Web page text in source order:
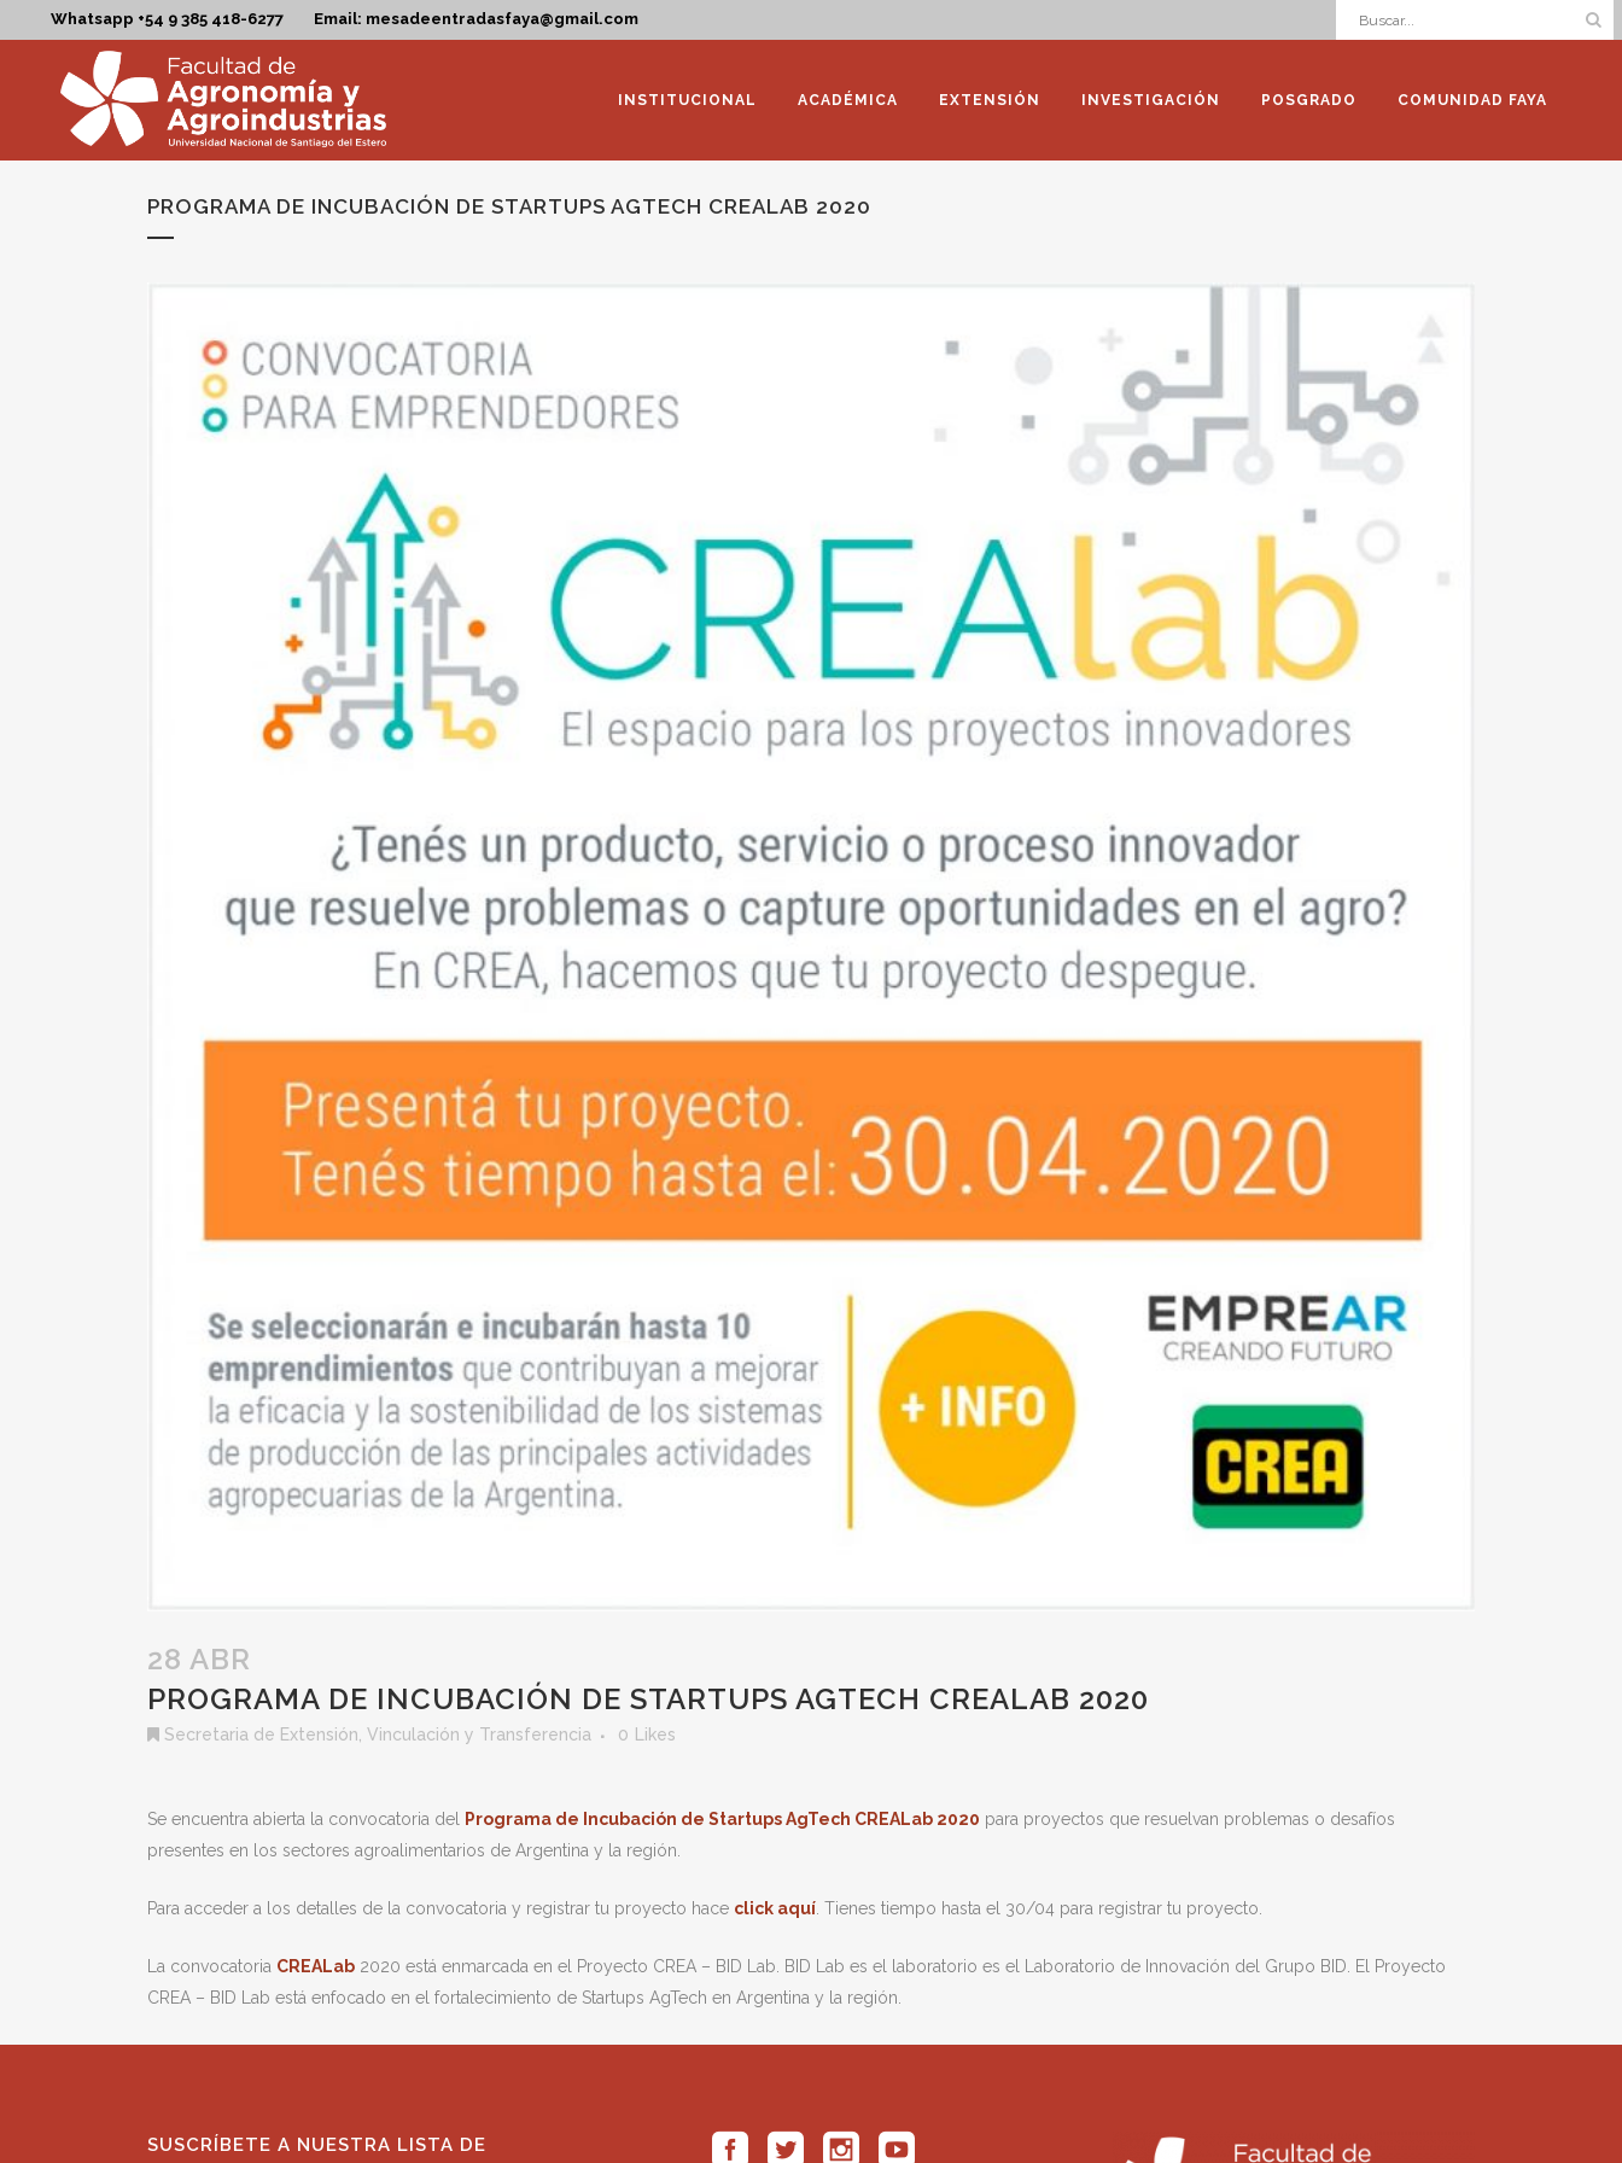
Email: mesadeentradasfaya@gmail.com
Whatsapp +54 9 385 418-6277
INSTITUCIONAL ACADÉMICA EXTENSIÓN INVESTIGACIÓN POSGRADO COMUNIDAD FAYA
PROGRAMA DE INCUBACIÓN DE STARTUPS AGTECH CREALAB 2020
28 ABR
PROGRAMA DE INCUBACIÓN DE STARTUPS AGTECH CREALAB 2020
Secretaria de Extensión, Vinculación y Transferencia 0 Likes
Se encuentra abierta la convocatoria del Programa de Incubación de Startups AgTech CREALab 2020 para proyectos que resuelvan problemas o desafíos
presentes en los sectores agroalimentarios de Argentina y la región.
Para acceder a los detalles de la convocatoria y registrar tu proyecto hace click aquí. Tienes tiempo hasta el 30/04 para registrar tu proyecto.
La convocatoria CREALab 2020 está enmarcada en el Proyecto CREA – BID Lab. BID Lab es el laboratorio es el Laboratorio de Innovación del Grupo BID. El Proyecto
CREA – BID Lab está enfocado en el fortalecimiento de Startups AgTech en Argentina y la región.
SUSCRÍBETE A NUESTRA LISTA DE